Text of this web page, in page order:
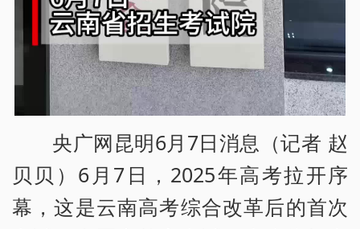
央广网昆明6月7日消息（记者 赵
贝贝）6月7日，2025年高考拉开序
幕，这是云南高考综合改革后的首次